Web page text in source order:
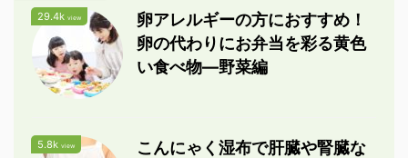
29.4k view
卵アレルギーの方におすすめ！
卵の代わりにお弁当を彩る黄色
い食べ物―野菜編
5.8k view
こんにゃく湿布で肝臓や腎臓な